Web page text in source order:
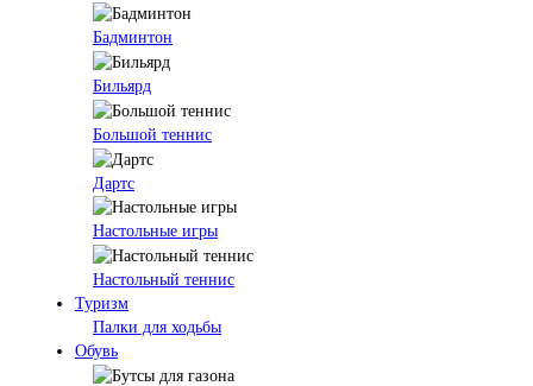
Бадминтон
Бильярд
Большой теннис
Дартс
Настольные игры
Настольный теннис
Туризм
Палки для ходьбы
Обувь